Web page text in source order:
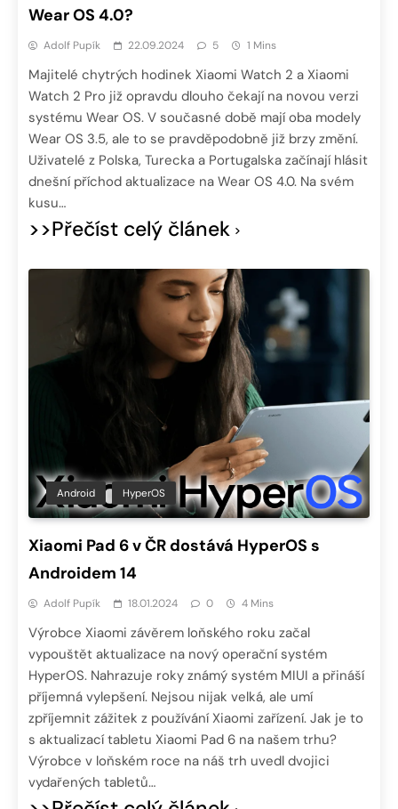
Wear OS 4.0?
Adolf Pupík 22.09.2024 5 1 Mins
Majitelé chytrých hodinek Xiaomi Watch 2 a Xiaomi
Watch 2 Pro již opravdu dlouho čekají na novou verzi
systému Wear OS. V současné době mají oba modely
Wear OS 3.5, ale to se pravděpodobně již brzy změní.
Uživatelé z Polska, Turecka a Portugalska začínají hlásit
dnešní příchod aktualizace na Wear OS 4.0. Na svém
kusu…
>>Přečíst celý článek
Android HyperOS
Xiaomi Pad 6 v ČR dostává HyperOS s
Androidem 14
Adolf Pupík 18.01.2024 0 4 Mins
Výrobce Xiaomi závěrem loňského roku začal
vypouštět aktualizace na nový operační systém
HyperOS. Nahrazuje roky známý systém MIUI a přináší
příjemná vylepšení. Nejsou nijak velká, ale umí
zpříjemnit zážitek z používání Xiaomi zařízení. Jak je to
s aktualizací tabletu Xiaomi Pad 6 na našem trhu?
Výrobce v loňském roce na náš trh uvedl dvojici
vydařených tabletů…